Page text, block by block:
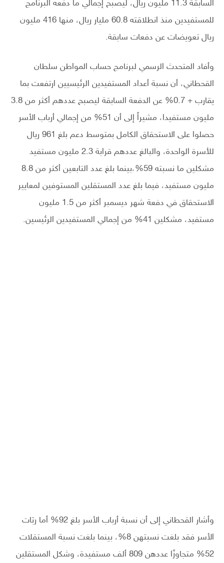
السابقة 11.3 مليون ريال، ليصبح إجمالي ما دفعه البرنامج
للمستفيدين منذ انطلاقته 60.8 مليار ريال، منها 416 مليون
ريال تعويضات عن دفعات سابقة.
وأفاد المتحدث الرسمي لبرنامج حساب المواطن سلطان
القحطاني، أن نسبة أعداد المستفيدين الرئيسيين ارتفعت بما
يقارب + 0.7% عن الدفعة السابقة ليصبح عددهم أكثر من 3.8
مليون مستفيدا، مشيراً إلى أن 51% من إجمالي أرباب الأسر
حصلوا على الاستحقاق الكامل بمتوسط دعم بلغ 961 ريال
للأسرة الواحدة، والبالغ عددهم قرابة 2.3 مليون مستفيد
مشكلين ما نسبته 59%،بينما بلغ عدد التابعين أكثر من 8.8
مليون مستفيد، فيما بلغ عدد المستقلين المستوفين لمعايير
الاستحقاق في دفعة شهر ديسمبر أكثر من 1.5 مليون
مستفيد، مشكلين 41% من إجمالي المستفيدين الرئيسين.
وأشار القحطاني إلى أن نسبة أرباب الأسر بلغ 92% أما ربَات
الأسر فقد بلغت نسبتهن 8%، بينما بلغت نسبة المستقلات
52% متجاوزًا عددهن 809 ألف مستفيدة، وشكل المستقلين